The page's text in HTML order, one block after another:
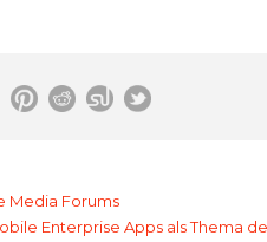
Media Forums
Enterprise Apps als Thema